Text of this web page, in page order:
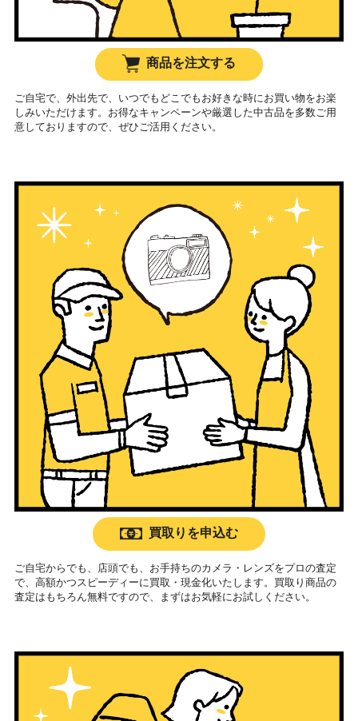
商品を注文する
ご自宅で、外出先で、いつでもどこでもお好きな時にお買い物をお楽
しみいただけます。お得なキャンペーンや厳選した中古品を多数ご用
意しておりますので、ぜひご活用ください。
買取りを申込む
ご自宅からでも、店頭でも、お手持ちのカメラ・レンズをプロの査定
で、高額かつスピーディーに買取・現金化いたします。買取り商品の
査定はもちろん無料ですので、まずはお気軽にお試しください。